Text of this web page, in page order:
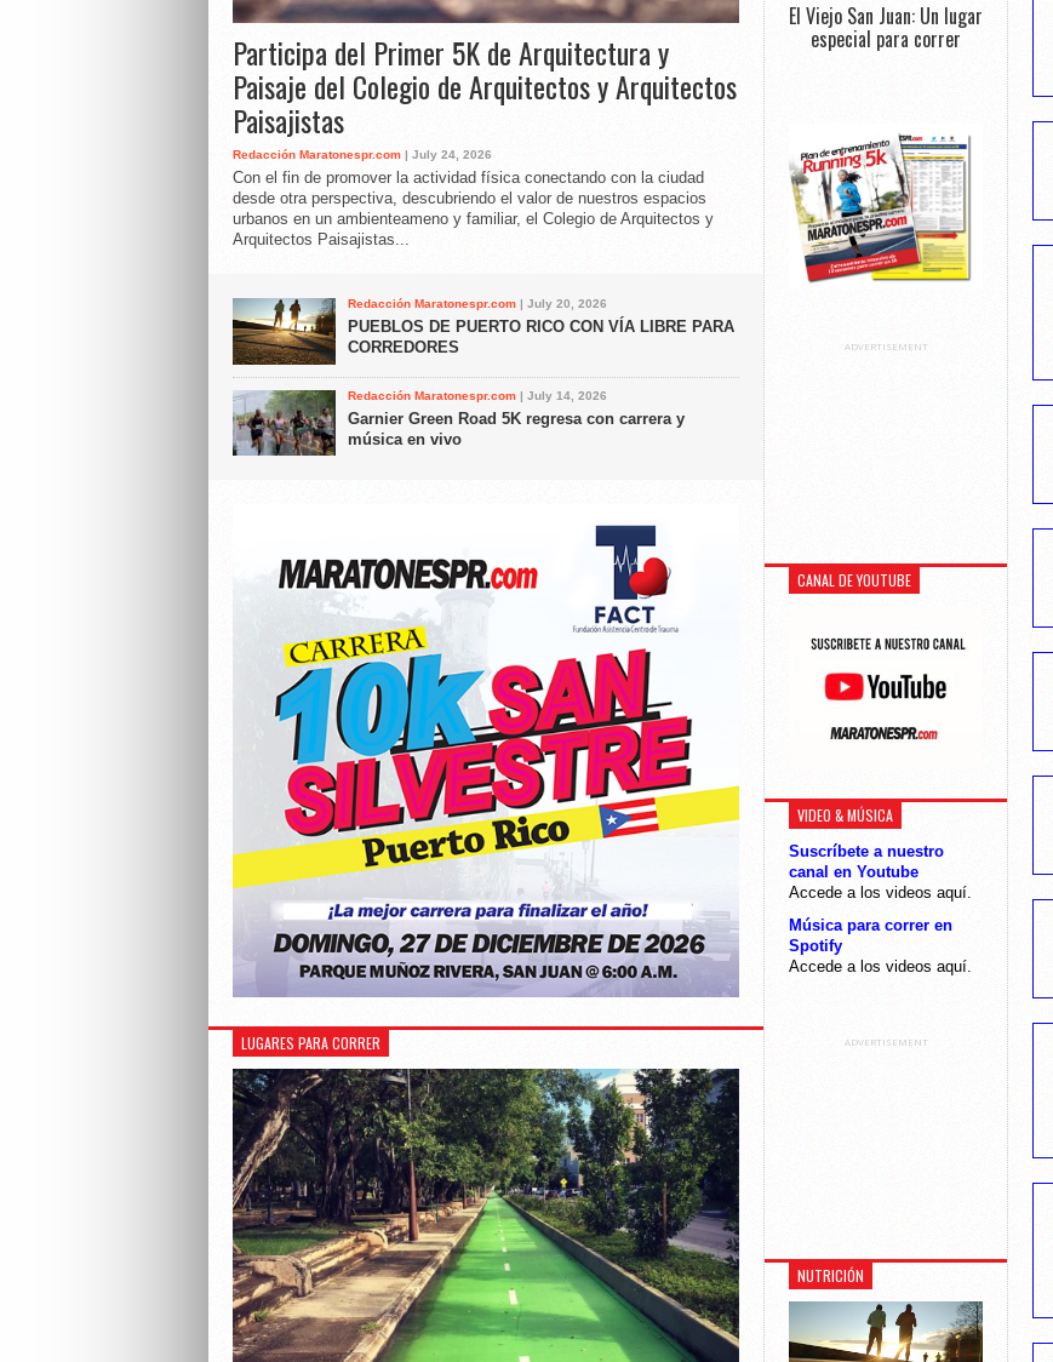
Participa del Primer 5K de Arquitectura y
Paisaje del Colegio de Arquitectos y Arquitectos
Paisajistas
Redacción Maratonespr.com | July 24, 2026
Con el fin de promover la actividad física conectando con la ciudad
desde otra perspectiva, descubriendo el valor de nuestros espacios
urbanos en un ambienteameno y familiar, el Colegio de Arquitectos y
Arquitectos Paisajistas...
Redacción Maratonespr.com | July 20, 2026
PUEBLOS DE PUERTO RICO CON VÍA LIBRE PARA
CORREDORES
Redacción Maratonespr.com | July 14, 2026
Garnier Green Road 5K regresa con carrera y
música en vivo
LUGARES PARA CORRER
El Viejo San Juan: Un lugar
especial para correr
ADVERTISEMENT
CANAL DE YOUTUBE
VIDEO & MÚSICA
Suscríbete a nuestro
canal en Youtube
Accede a los videos aquí.
Música para correr en
Spotify
Accede a los videos aquí.
ADVERTISEMENT
NUTRICIÓN